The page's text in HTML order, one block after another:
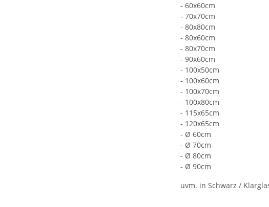
- 60x60cm
- 70x70cm
- 80x80cm
- 80x60cm
- 80x70cm
- 90x60cm
- 100x50cm
- 100x60cm
- 100x70cm
- 100x80cm
- 115x65cm
- 120x65cm
- Ø 60cm
- Ø 70cm
- Ø 80cm
- Ø 90cm
uvm. in Schwarz /